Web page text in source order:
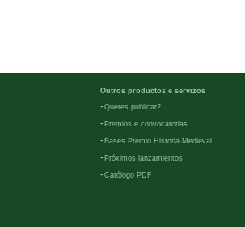
Outros productos e servizos
-Queres publicar?
- Premios e convocatorias
- Bases Premio Historia Medieval
- Próximos lanzamientos
-Católogo PDF